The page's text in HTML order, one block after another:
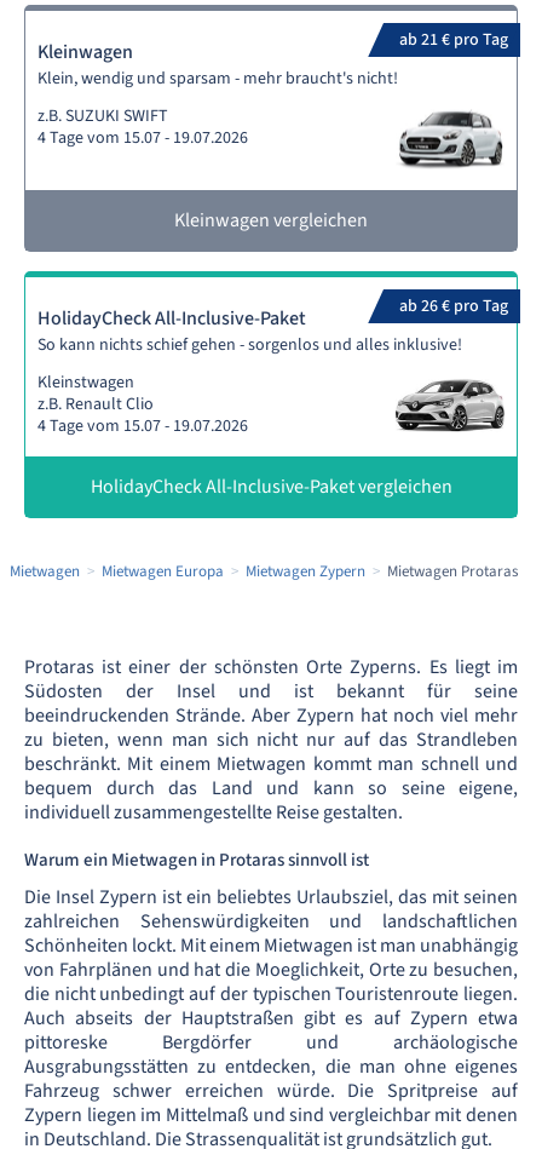
ab 21 € pro Tag
Kleinwagen
Klein, wendig und sparsam - mehr braucht's nicht!
z.B. SUZUKI SWIFT
4 Tage vom 15.07 - 19.07.2026
Kleinwagen vergleichen
ab 26 € pro Tag
HolidayCheck All-Inclusive-Paket
So kann nichts schief gehen - sorgenlos und alles inklusive!
Kleinstwagen
z.B. Renault Clio
4 Tage vom 15.07 - 19.07.2026
HolidayCheck All-Inclusive-Paket vergleichen
Mietwagen Mietwagen Europa Mietwagen Zypern Mietwagen Protaras
Protaras ist einer der schönsten Orte Zyperns. Es liegt im
Südosten der Insel und ist bekannt für seine
beeindruckenden Strände. Aber Zypern hat noch viel mehr
zu bieten, wenn man sich nicht nur auf das Strandleben
beschränkt. Mit einem Mietwagen kommt man schnell und
bequem durch das Land und kann so seine eigene,
individuell zusammengestellte Reise gestalten.
Warum ein Mietwagen in Protaras sinnvoll ist
Die Insel Zypern ist ein beliebtes Urlaubsziel, das mit seinen
zahlreichen Sehenswürdigkeiten und landschaftlichen
Schönheiten lockt. Mit einem Mietwagen ist man unabhängig
von Fahrplänen und hat die Moeglichkeit, Orte zu besuchen,
die nicht unbedingt auf der typischen Touristenroute liegen.
Auch abseits der Hauptstraßen gibt es auf Zypern etwa
pittoreske Bergdörfer und archäologische
Ausgrabungsstätten zu entdecken, die man ohne eigenes
Fahrzeug schwer erreichen würde. Die Spritpreise auf
Zypern liegen im Mittelmaß und sind vergleichbar mit denen
in Deutschland. Die Strassenqualität ist grundsätzlich gut.